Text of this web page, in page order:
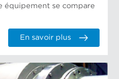
équipement se compare
En savoir plus